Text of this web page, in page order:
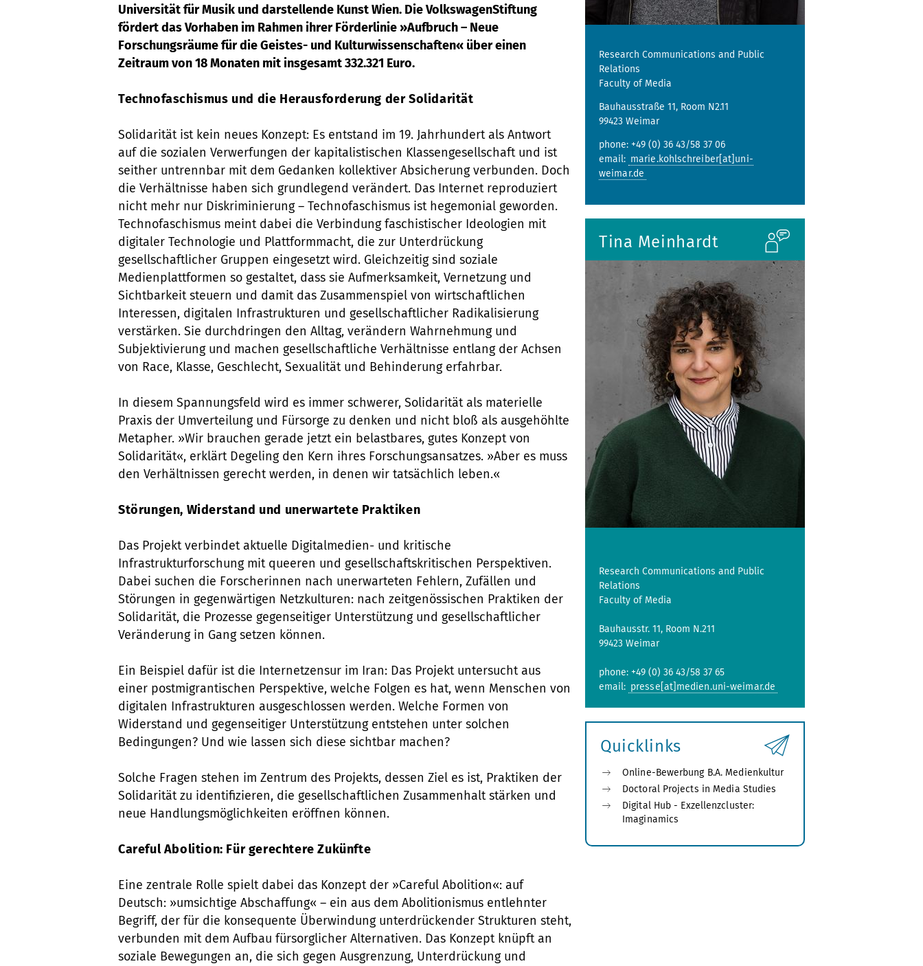
Universität für Musik und darstellende Kunst Wien. Die VolkswagenStiftung
fördert das Vorhaben im Rahmen ihrer Förderlinie »Aufbruch – Neue
Forschungsräume für die Geistes- und Kulturwissenschaften« über einen
Zeitraum von 18 Monaten mit insgesamt 332.321 Euro.
Technofaschismus und die Herausforderung der Solidarität
Solidarität ist kein neues Konzept: Es entstand im 19. Jahrhundert als Antwort
auf die sozialen Verwerfungen der kapitalistischen Klassengesellschaft und ist
seither untrennbar mit dem Gedanken kollektiver Absicherung verbunden. Doch
die Verhältnisse haben sich grundlegend verändert. Das Internet reproduziert
nicht mehr nur Diskriminierung – Technofaschismus ist hegemonial geworden.
Technofaschismus meint dabei die Verbindung faschistischer Ideologien mit
digitaler Technologie und Plattformmacht, die zur Unterdrückung
gesellschaftlicher Gruppen eingesetzt wird. Gleichzeitig sind soziale
Medienplattformen so gestaltet, dass sie Aufmerksamkeit, Vernetzung und
Sichtbarkeit steuern und damit das Zusammenspiel von wirtschaftlichen
Interessen, digitalen Infrastrukturen und gesellschaftlicher Radikalisierung
verstärken. Sie durchdringen den Alltag, verändern Wahrnehmung und
Subjektivierung und machen gesellschaftliche Verhältnisse entlang der Achsen
von Race, Klasse, Geschlecht, Sexualität und Behinderung erfahrbar.
In diesem Spannungsfeld wird es immer schwerer, Solidarität als materielle
Praxis der Umverteilung und Fürsorge zu denken und nicht bloß als ausgehöhlte
Metapher. »Wir brauchen gerade jetzt ein belastbares, gutes Konzept von
Solidarität«, erklärt Degeling den Kern ihres Forschungsansatzes. »Aber es muss
den Verhältnissen gerecht werden, in denen wir tatsächlich leben.«
Störungen, Widerstand und unerwartete Praktiken
Das Projekt verbindet aktuelle Digitalmedien- und kritische
Infrastrukturforschung mit queeren und gesellschaftskritischen Perspektiven.
Dabei suchen die Forscherinnen nach unerwarteten Fehlern, Zufällen und
Störungen in gegenwärtigen Netzkulturen: nach zeitgenössischen Praktiken der
Solidarität, die Prozesse gegenseitiger Unterstützung und gesellschaftlicher
Veränderung in Gang setzen können.
Ein Beispiel dafür ist die Internetzensur im Iran: Das Projekt untersucht aus
einer postmigrantischen Perspektive, welche Folgen es hat, wenn Menschen von
digitalen Infrastrukturen ausgeschlossen werden. Welche Formen von
Widerstand und gegenseitiger Unterstützung entstehen unter solchen
Bedingungen? Und wie lassen sich diese sichtbar machen?
Solche Fragen stehen im Zentrum des Projekts, dessen Ziel es ist, Praktiken der
Solidarität zu identifizieren, die gesellschaftlichen Zusammenhalt stärken und
neue Handlungsmöglichkeiten eröffnen können.
Careful Abolition: Für gerechtere Zukünfte
Eine zentrale Rolle spielt dabei das Konzept der »Careful Abolition«: auf
Deutsch: »umsichtige Abschaffung« – ein aus dem Abolitionismus entlehnter
Begriff, der für die konsequente Überwindung unterdrückender Strukturen steht,
verbunden mit dem Aufbau fürsorglicher Alternativen. Das Konzept knüpft an
soziale Bewegungen an, die sich gegen Ausgrenzung, Unterdrückung und
Research Communications and Public
Relations
Faculty of Media
Bauhausstraße 11, Room N2.11
99423 Weimar
phone: +49 (0) 36 43/58 37 06
email: marie.kohlschreiber[at]uni-
weimar.de
Tina Meinhardt
Research Communications and Public
Relations
Faculty of Media
Bauhausstr. 11, Room N.211
99423 Weimar
phone: +49 (0) 36 43/58 37 65
email: presse[at]medien.uni-weimar.de
Quicklinks
Online-Bewerbung B.A. Medienkultur
Doctoral Projects in Media Studies
Digital Hub - Exzellenzcluster:
Imaginamics